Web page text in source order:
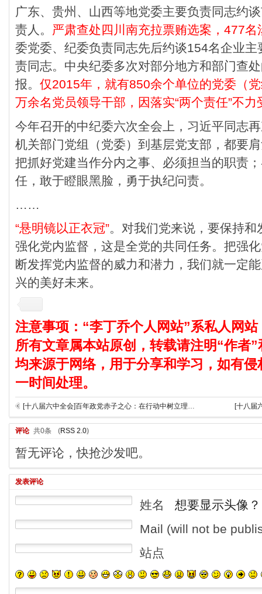
广东、贵州、山西等地党委主要负责同志约
责人。 严肃查处四川南充拉票贿选案，477
委党委、纪委负责同志先后约谈154名企业
责同志。中央纪委多次对部分地方和部门查
报。 仅2015年，就有850余个单位的党委（
万余名党员领导干部，因落实“两个责任”不
今年召开的中纪委六次全会上，习近平同志
机关部门党组（党委）到基层党支部，都要
把抓好党建当作分内之事、必须担当的职责
任，敢于瞪眼黑脸，勇于执纪问责。
“悬明镜以正衣冠”。对我们党来说，要保持
强化党内监督，这是全党的共同任务。把强
断发挥党内监督的威力和潜力，我们就一定
兴的美好未来。
注意事项：“李丁乔个人网站”系私人网
所有文章属本站原创，转载请注明“作者
均来源于网络，用于分享和学习，如有
一时间处理。
[十八届六中全会]百年政党赤子之心：在行动中树立理想信念标杆 [十八届
评论 共0条 (RSS 2.0)
暂无评论，快抢沙发吧。
发表评论
姓名
想要显示头像？
Mail (will not be
站点